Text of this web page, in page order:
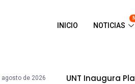
INICIO NOTICIAS
UNT Inaugura Plazas